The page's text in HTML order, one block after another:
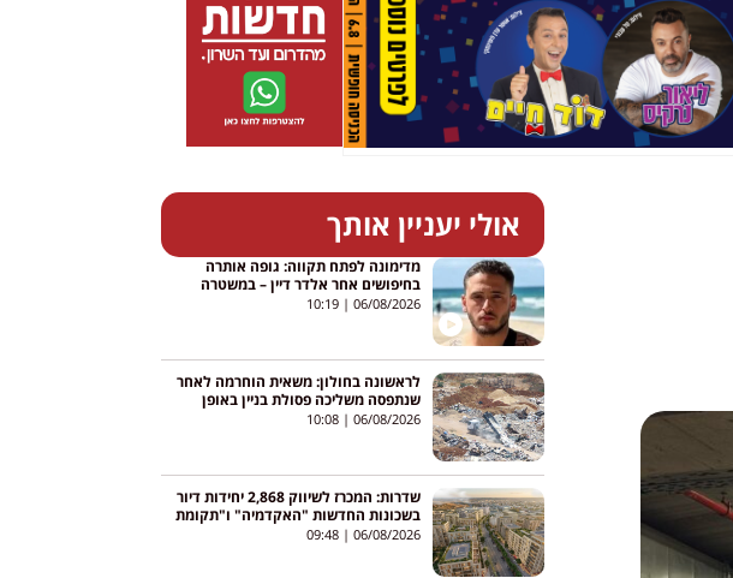
אולי יעניין אותך
מדימונה לפתח תקווה: גופה אותרה
בחיפושים אחר אלדר דיין – במשטרה
ממתינים לזיהוי הרשמי
06/08/2026
10:19
לראשונה בחולון: משאית הוחרמה לאחר
שנתפסה משליכה פסולת בניין באופן
בלתי חוקי
06/08/2026
10:08
שדרות: המכרז לשיווק 2,868 יחידות דיור
בשכונות החדשות "האקדמיה" ו"תקומת
ישראל" – נסגר בהצלחה
06/08/2026
09:48